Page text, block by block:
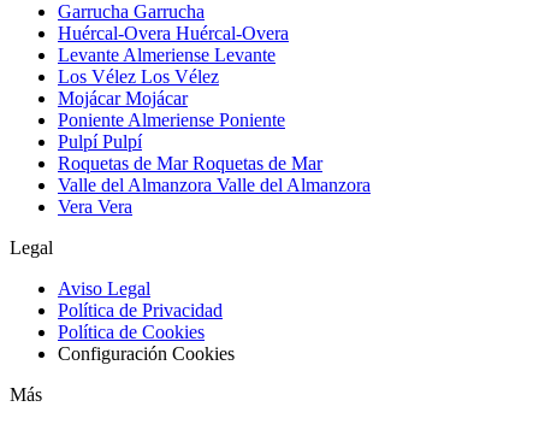
Garrucha Garrucha
Huércal-Overa Huércal-Overa
Levante Almeriense Levante
Los Vélez Los Vélez
MojácarMojácar
Poniente Almeriense Poniente
PulpíPulpí
Roquetas de MarRoquetas de Mar
Valle del Almanzora Valle del Almanzora
Vera Vera
Legal
Aviso Legal
Política de Privacidad
Política de Cookies
Configuración Cookies
Más